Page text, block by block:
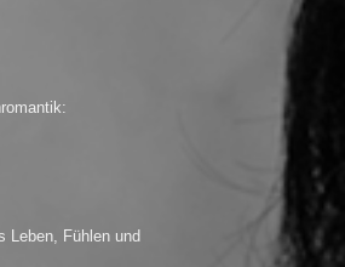
Leben, Fühlen und